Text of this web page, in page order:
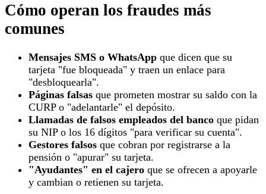
Cómo operan los fraudes más
comunes
Mensajes SMS o WhatsApp que dicen que su
tarjeta "fue bloqueada" y traen un enlace para
"desbloquearla".
Páginas falsas que prometen mostrar su saldo con la
CURP o "adelantarle" el depósito.
Llamadas de falsos empleados del banco que pidan
su NIP o los 16 dígitos "para verificar su cuenta".
Gestores falsos que cobran por registrarse a la
pensión o "apurar" su tarjeta.
"Ayudantes" en el cajero que se ofrecen a apoyarle
y cambian o retienen su tarjeta.